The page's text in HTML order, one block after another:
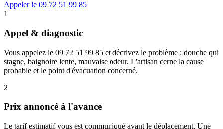
Appeler le 09 72 51 99 85
1
Appel & diagnostic
Vous appelez le 09 72 51 99 85 et décrivez le problème : douche qui
stagne, baignoire lente, mauvaise odeur. L'artisan cerne la cause
probable et le point d'évacuation concerné.
2
Prix annoncé à l'avance
Le tarif estimatif vous est communiqué avant le déplacement. Une